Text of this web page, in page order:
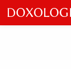
Skip
to
main